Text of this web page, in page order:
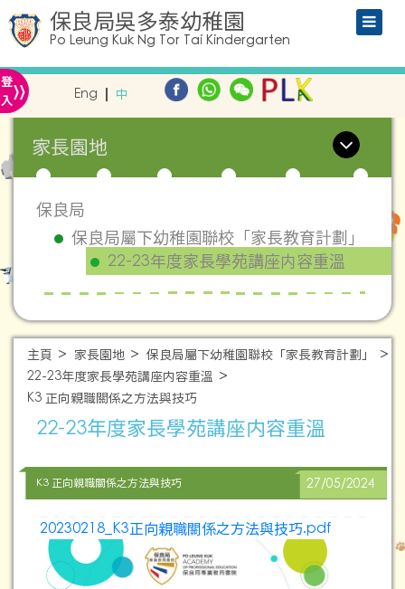
保良局吳多泰幼稚園
Po Leung Kuk Ng Tor Tai Kindergarten
登
入» Eng 中
家長園地
保良局
保良局屬下幼稚園聯校「家長教育計劃」
22-23年度家長學苑講座内容重溫
主頁 家長園地
保良局屬下幼稚園聯校「家長教育計劃」
22-23年度家長學苑講座内容重溫
K3 正向親職關係之方法與技巧
22-23年度家長學苑講座内容重溫
K3 正向親職關係之方法與技巧 27/05/2024
20230218_K3正向親職關係之方法與技巧.pdf